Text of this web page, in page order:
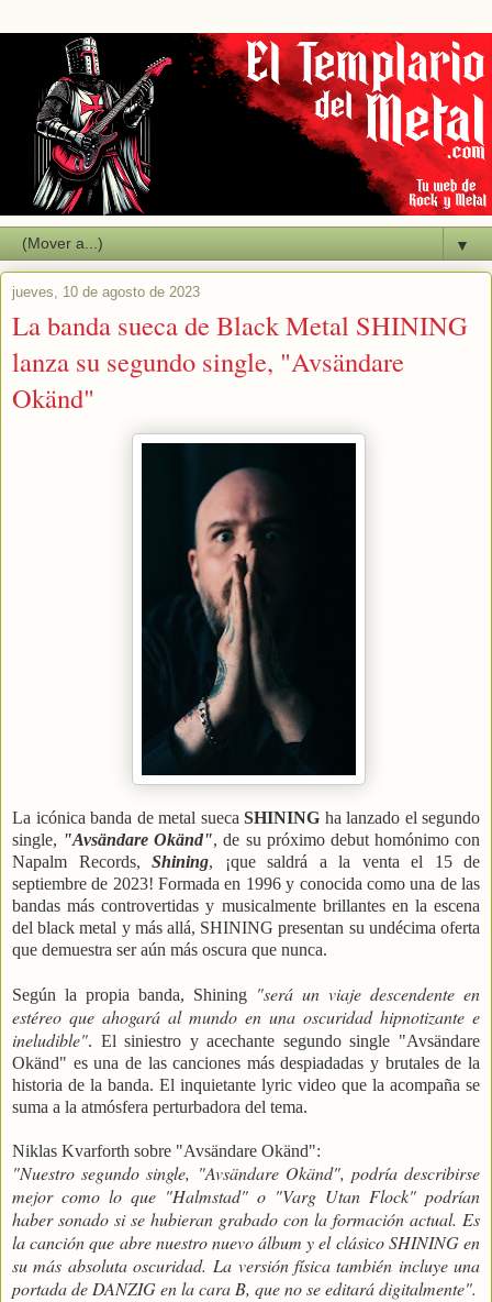
▼
jueves, 10 de agosto de 2023
La banda sueca de Black Metal SHINING
lanza su segundo single, "Avsändare
Okänd"
La icónica banda de metal sueca SHINING ha lanzado el segundo
single, "Avsändare Okänd", de su próximo debut homónimo con
Napalm Records, Shining, ¡que saldrá a la venta el 15 de
septiembre de 2023! Formada en 1996 y conocida como una de las
bandas más controvertidas y musicalmente brillantes en la escena
del black metal y más allá, SHINING presentan su undécima oferta
que demuestra ser aún más oscura que nunca.
Según la propia banda, Shining "será un viaje descendente en
estéreo que ahogará al mundo en una oscuridad hipnotizante e
ineludible". El siniestro y acechante segundo single "Avsändare
Okänd" es una de las canciones más despiadadas y brutales de la
historia de la banda. El inquietante lyric video que la acompaña se
suma a la atmósfera perturbadora del tema.
Niklas Kvarforth sobre "Avsändare Okänd":
"Nuestro segundo single, "Avsändare Okänd", podría describirse
mejor como lo que "Halmstad" o "Varg Utan Flock" podrían
haber sonado si se hubieran grabado con la formación actual. Es
la canción que abre nuestro nuevo álbum y el clásico SHINING en
su más absoluta oscuridad.La versión física también incluye una
portada de DANZIG en la cara B, que no se editará digitalmente".